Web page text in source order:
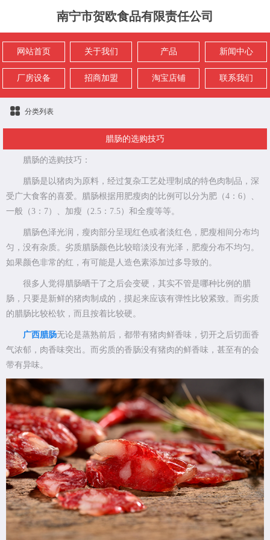
南宁市贺欧食品有限责任公司
网站首页 关于我们 产品 新闻中心
厂房设备 招商加盟 淘宝店铺 联系我们
分类列表
腊肠的选购技巧
腊肠的选购技巧：
腊肠是以猪肉为原料，经过复杂工艺处理制成的特色肉制品，深
受广大食客的喜爱。腊肠根据用肥瘦肉的比例可以分为肥（4：6）、
一般（3：7）、加瘦（2.5：7.5）和全瘦等等。
腊肠色泽光润，瘦肉部分呈现红色或者淡红色，肥瘦相间分布均
匀，没有杂质。劣质腊肠颜色比较暗淡没有光泽，肥瘦分布不均匀。
如果颜色非常的红，有可能是人造色素添加过多导致的。
很多人觉得腊肠晒干了之后会变硬，其实不管是哪种比例的腊
肠，只要是新鲜的猪肉制成的，摸起来应该有弹性比较紧致。而劣质
的腊肠比较松软，而且按着比较硬。
广西腊肠无论是蒸熟前后，都带有猪肉鲜香味，切开之后切面香
气浓郁，肉香味突出。而劣质的香肠没有猪肉的鲜香味，甚至有的会
带有异味。